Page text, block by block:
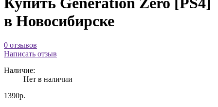
в Новосибирске
0 отзывов
Написать отзыв
Наличие:
Нет в наличии
1390р.